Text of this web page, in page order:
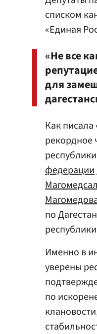
списком
«Единая
«Не все
для
Как писала
рекордное
федерации
по
Именно в
уверены
по